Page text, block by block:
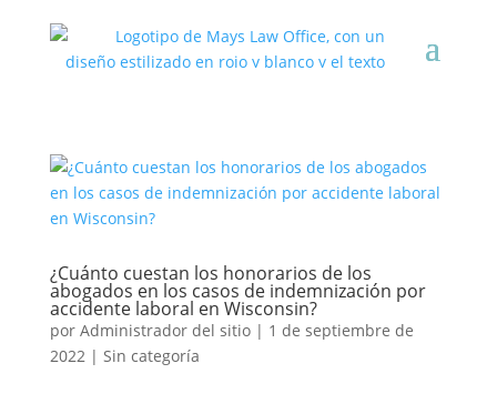
¿Cuánto cuestan los honorarios de los
abogados en los casos de indemnización por
accidente laboral en Wisconsin?
por Administrador del sitio| 1 de septiembre de
2022| Sin categoría